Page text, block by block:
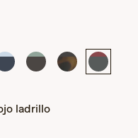
Azul
Azul
Celeste
MarrónNegro Gris
ladrillo